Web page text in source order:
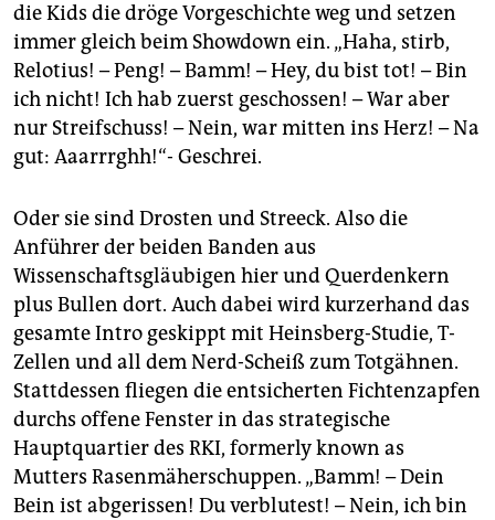
die Kids die dröge Vorgeschichte weg und setzen
immer gleich beim Showdown ein. „Haha, stirb,
Relotius! – Peng! – Bamm! – Hey, du bist tot! – Bin
ich nicht! Ich hab zuerst geschossen! – War aber
nur Streifschuss! – Nein, war mitten ins Herz! – Na
gut: Aaarrrghh!“- Geschrei.
Oder sie sind Drosten und Streeck. Also die
Anführer der beiden Banden aus
Wissenschaftsgläubigen hier und Querdenkern
plus Bullen dort. Auch dabei wird kurzerhand das
gesamte Intro geskippt mit Heinsberg-Studie, T-
Zellen und all dem Nerd-Scheiß zum Totgähnen.
Stattdessen fliegen die entsicherten Fichtenzapfen
durchs offene Fenster in das strategische
Hauptquartier des RKI, formerly known as
Mutters Rasenmäherschuppen. „Bamm! – Dein
Bein ist abgerissen! Du verblutest! – Nein, ich bin